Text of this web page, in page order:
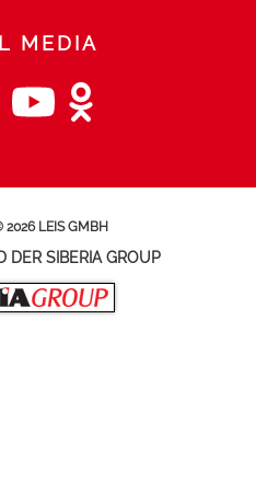
MEDIA
2026 LEIS GMBH
DER SIBERIA GROUP